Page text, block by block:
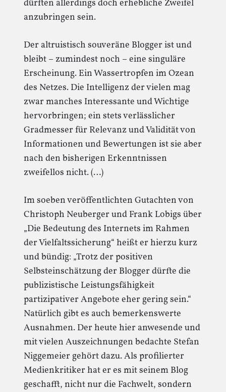
dürften allerdings doch erhebliche Zweifel
anzubringen sein.
Der altruistisch souveräne Blogger ist und
bleibt – zumindest noch – eine singuläre
Erscheinung. Ein Wassertropfen im Ozean
des Netzes. Die Intelligenz der vielen mag
zwar manches Interessante und Wichtige
hervorbringen; ein stets verlässlicher
Gradmesser für Relevanz und Validität von
Informationen und Bewertungen ist sie aber
nach den bisherigen Erkenntnissen
zweifellos nicht. (…)
Im soeben veröffentlichten Gutachten von
Christoph Neuberger und Frank Lobigs über
„Die Bedeutung des Internets im Rahmen
der Vielfaltssicherung“ heißt er hierzu kurz
und bündig: „Trotz der positiven
Selbsteinschätzung der Blogger dürfte die
publizistische Leistungsfähigkeit
partizipativer Angebote eher gering sein.“
Natürlich gibt es auch bemerkenswerte
Ausnahmen. Der heute hier anwesende und
mit vielen Auszeichnungen bedachte Stefan
Niggemeier gehört dazu. Als profilierter
Medienkritiker hat er es mit seinem Blog
geschafft, nicht nur die Fachwelt, sondern